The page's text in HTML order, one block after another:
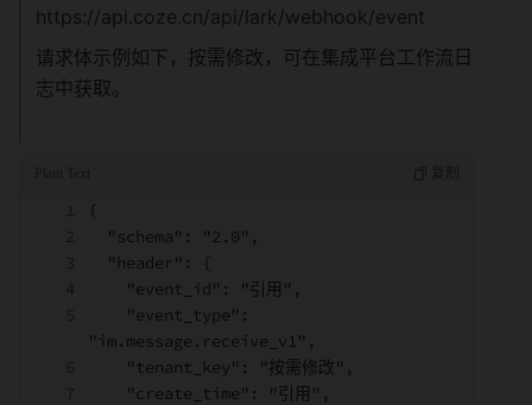
https://api.coze.cn/api/lark/webhook/event
请求体示例如下，按需修改，可在集成平台工作流日
志中获取。
{
  "schema": "2.0",
  "header": {
    "event_id": "引用",
    "event_type":
"im.message.receive_v1",
    "tenant_key": "按需修改",
    "create_time": "引用",